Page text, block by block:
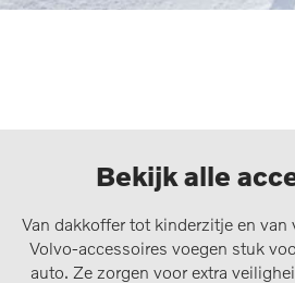
Bekijk alle
Van dakkoffer tot kinderzitje en
Volvo-accessoires voegen stuk
auto. Ze zorgen voor extra